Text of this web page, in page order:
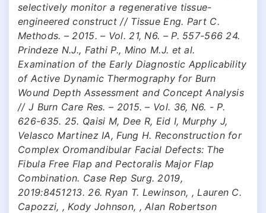
selectively monitor a regenerative tissue-
engineered construct // Tissue Eng. Part C.
Methods. – 2015. – Vol. 21, N6. – P. 557-566 24.
Prindeze N.J., Fathi P., Mino M.J. et al.
Examination of the Early Diagnostic Applicability
of Active Dynamic Thermography for Burn
Wound Depth Assessment and Concept Analysis
// J Burn Care Res. – 2015. – Vol. 36, N6. - P.
626-635. 25. Qaisi M, Dee R, Eid I, Murphy J,
Velasco Martinez IA, Fung H. Reconstruction for
Complex Oromandibular Facial Defects: The
Fibula Free Flap and Pectoralis Major Flap
Combination. Case Rep Surg. 2019,
2019:8451213. 26. Ryan T. Lewinson, , Lauren C.
Capozzi, , Kody Johnson, , Alan Robertson